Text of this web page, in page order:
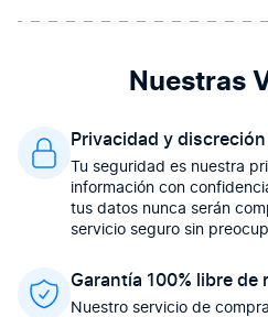
Nuestras
Privacidad y
Tu seguridad es nuestra
información con
tus datos nunca serán
servicio seguro sin
Garantía 100% libre de
Nuestro servicio de